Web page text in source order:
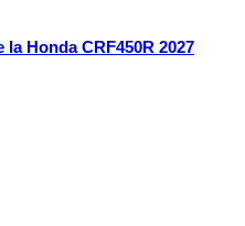
Honda CRF450R 2027